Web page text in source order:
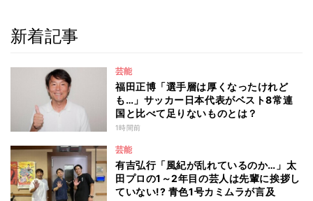
新着記事
芸能
福田正博「選手層は厚くなったけれど
も…」サッカー日本代表がベスト8常連
国と比べて足りないものとは？
1時間前
芸能
有吉弘行「風紀が乱れているのか…」太
田プロの1～2年目の芸人は先輩に挨拶し
ていない!? 青色1号カミムラが言及